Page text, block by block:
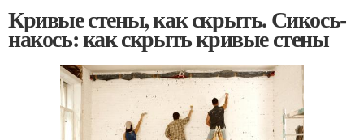
Кривые стены, как скрыть. Сикось-
накось: как скрыть кривые стены